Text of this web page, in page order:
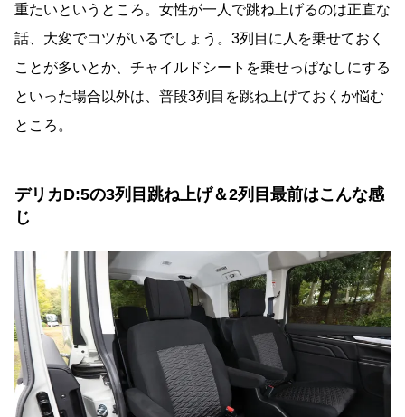
重たいというところ。女性が一人で跳ね上げるのは正直な
話、大変でコツがいるでしょう。3列目に人を乗せておく
ことが多いとか、チャイルドシートを乗せっぱなしにする
といった場合以外は、普段3列目を跳ね上げておくか悩む
ところ。
デリカD:5の3列目跳ね上げ＆2列目最前はこんな感
じ